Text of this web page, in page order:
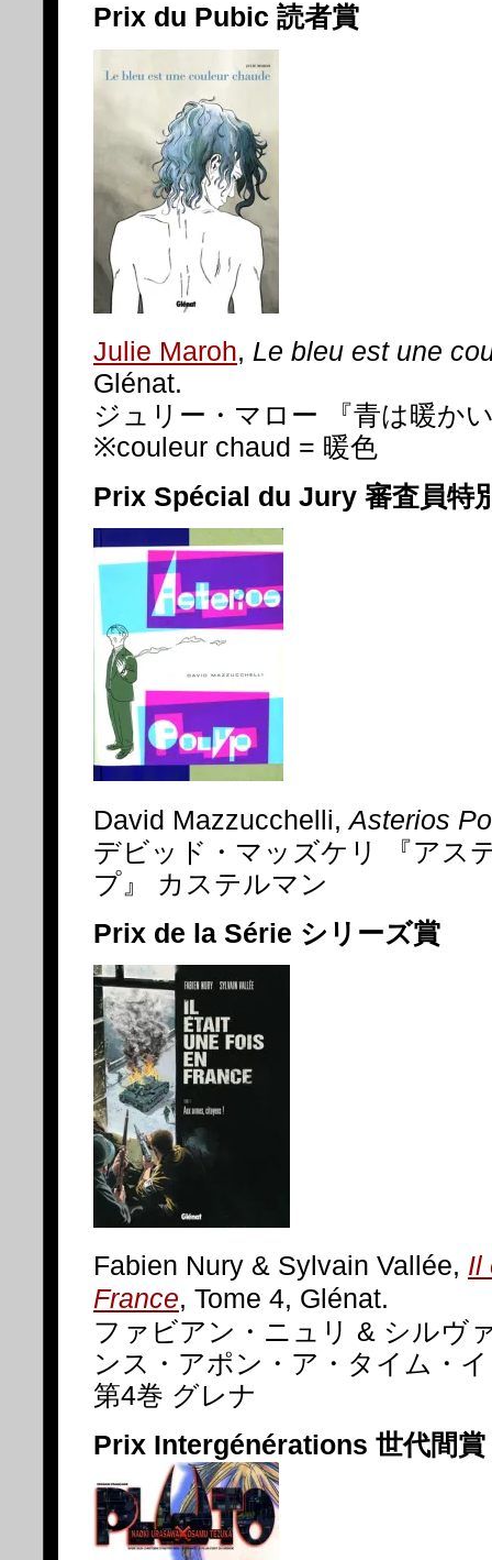
Prix du Pubic 読者賞
Julie Maroh, Le bleu est une
Glénat.
ジュリー・マロー 『青は暖か
※couleur chaud = 暖色
Prix Spécial du Jury 審査員特
David Mazzucchelli,Asterios
デビッド・マッズケリ 『アス
プ』 カステルマン
Prix de la Série シリーズ賞
Fabien Nury & Sylvain Vallée, Il
France, Tome 4, Glénat.
ファビアン・ニュリ & シルヴ
ンス・アポン・ア・タイム・
第4巻 グレナ
Prix Intergénérations 世代間賞